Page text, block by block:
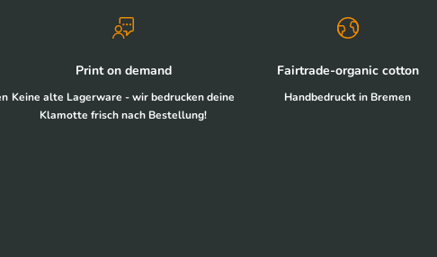
Print on demand
Keine alte Lagerware - wir bedrucken deine
Klamotte frisch nach Bestellung!
Fairtrade-organic cotton
Handbedruckt in Bremen